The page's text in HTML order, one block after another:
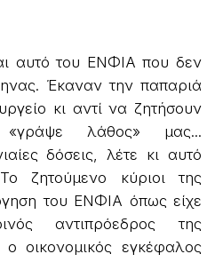
αυτό του ΕΝΦΙΑ που δεν
Έκαναν την παπαριά
κι αντί να ζητήσουν
«γράψε λάθος» μας...
δόσεις, λέτε κι αυτό
ζητούμενο κύριοι της
του ΕΝΦΙΑ όπως είχε
αντιπρόεδρος της
οικονομικός εγκέφαλος